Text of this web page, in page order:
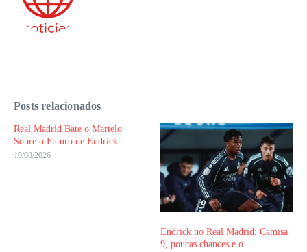
Posts relacionados
Real Madrid Bate o Martelo
Sobre o Futuro de Endrick:
10/08/2026
Endrick no Real Madrid: Camisa
9, poucas chances e o